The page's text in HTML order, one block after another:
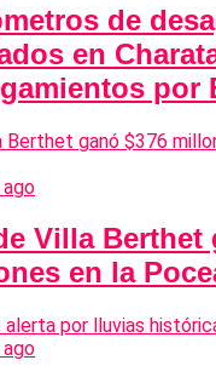
de
en
por
Villa Berthet
en la